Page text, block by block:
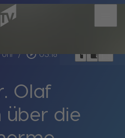
Uhr / play_circle_outline 03:18 headphoneschrome_reader_modebookmark_border
Olaf
über die